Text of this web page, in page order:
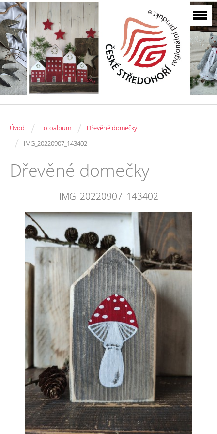
Úvod / Fotoalbum / Dřevěné domečky
/ IMG_20220907_143402
Dřevěné domečky
IMG_20220907_143402